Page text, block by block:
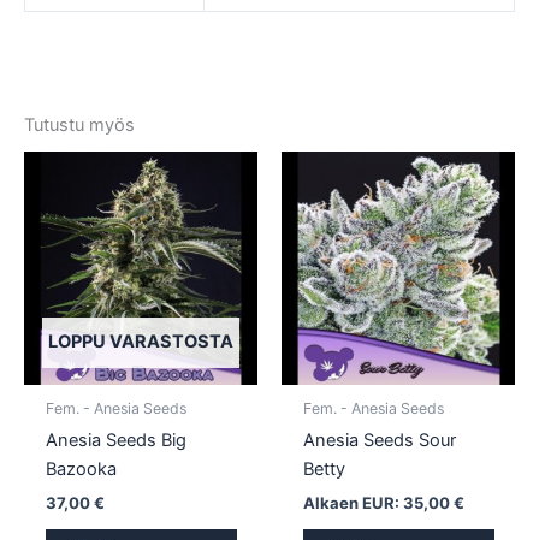
Tutustu myös
LOPPU VARASTOSTA
Fem. - Anesia Seeds
Anesia Seeds Big
Bazooka
37,00€
useampi
muunnelma.
Voit
tehdä
valinnat
Fem. - Anesia Seeds
Anesia Seeds Sour
Betty
Alkaen EUR: 35,00€
Voit
tehdä